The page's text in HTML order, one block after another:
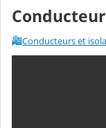
Conducteurs et